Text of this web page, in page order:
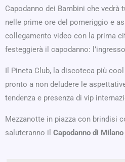
Capodanno dei Bambini che
nelle prime ore del pomeriggio e
collegamento video con la prima
festeggierà il capodanno:
Il Pineta Club, la discoteca più
pronto a non deludere le
tendenza e presenza di vip
Mezzanotte in piazza con brindisi
saluteranno il Capodanno di